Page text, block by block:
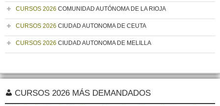
CURSOS 2026 COMUNIDAD AUTÓNOMA DE LA RIOJA
CURSOS 2026 CIUDAD AUTONOMA DE CEUTA
CURSOS 2026 CIUDAD AUTONOMA DE MELILLA
CURSOS 2026 MÁS DEMANDADOS